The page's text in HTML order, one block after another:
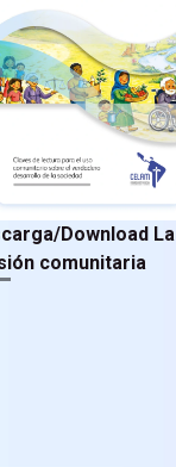
Download La
comunitaria